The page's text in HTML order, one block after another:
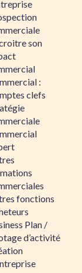
son
:
clefs
fonctions
Plan /
d’activité